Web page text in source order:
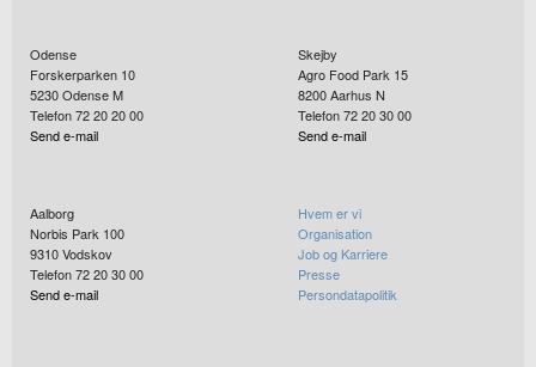
Odense
Forskerparken 10
5230Odense M
Telefon 72 20 20 00
Send e-mail
Skejby
Agro Food Park 15
8200Aarhus N
Telefon 72 20 30 00
Send e-mail
Aalborg
Norbis Park 100
9310Vodskov
Telefon 72 20 30 00
Send e-mail
Hvem er vi
Organisation
Job og Karriere
Presse
Persondatapolitik